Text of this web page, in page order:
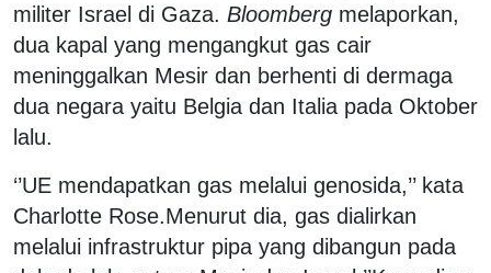
militer Israel di Gaza. Bloomberg melaporkan,
dua kapal yang mengangkut gas cair
meninggalkan Mesir dan berhenti di dermaga
dua negara yaitu Belgia dan Italia pada Oktober
lalu.
‘’UE mendapatkan gas melalui genosida,’’ kata
Charlotte Rose.Menurut dia, gas dialirkan
melalui infrastruktur pipa yang dibangun pada